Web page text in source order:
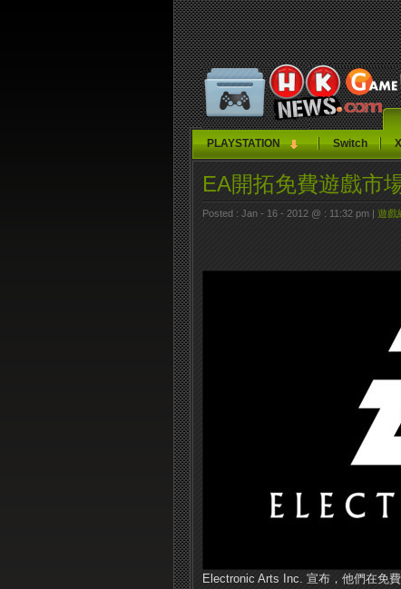
PLAYSTATION Switch
EA開拓免費遊戲市
Posted : Jan - 16 - 2012 @ : 11:32 pm | 遊戲
Electronic Arts Inc. 宣布，他們在免